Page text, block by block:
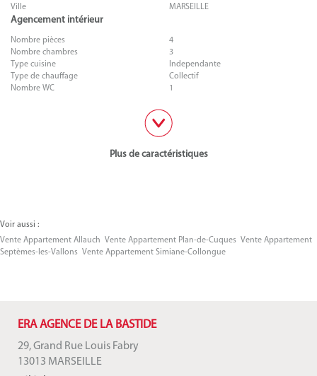
Ville
MARSEILLE
Agencement intérieur
Nombre pièces
4
Nombre chambres
3
Type cuisine
Independante
Type de chauffage
Collectif
Nombre WC
1
Plus de caractéristiques
Voir aussi :
Vente Appartement Allauch Vente Appartement Plan-de-Cuques Vente Appartement
Septèmes-les-Vallons Vente Appartement Simiane-Collongue
ERA AGENCE DE LA BASTIDE
29, Grand Rue Louis Fabry
13013 MARSEILLE